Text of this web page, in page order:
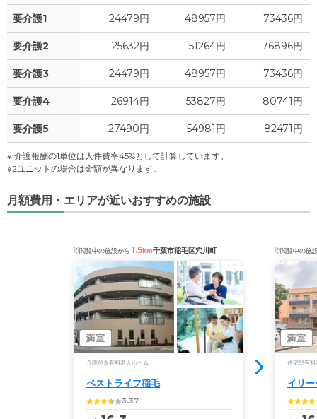
要介護1 24479円 48957円 73436円
要介護2 25632円 51264円 76896円
要介護3 24479円 48957円 73436円
要介護4 26914円 53827円 80741円
要介護5 27490円 54981円 82471円
※ 介護報酬の1単位は人件費率45%として計算しています。
※2ユニットの場合は金額が異なります。
月額費用・エリアが近いおすすめの施設
閲覧中の施設から 1.5km千葉市稲毛区穴川町
満室
介護付き有料老人ホーム
ベストライフ稲毛
3.37
閲覧中の施
満室
住宅型有料
イリ